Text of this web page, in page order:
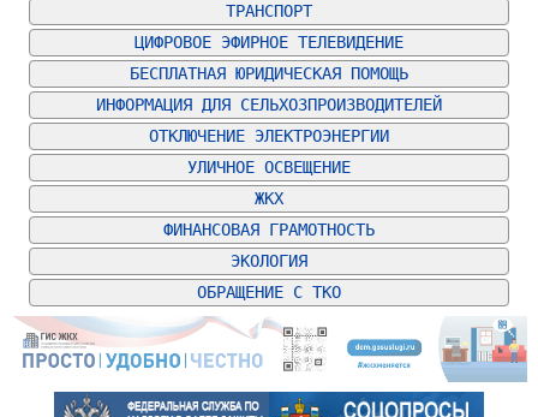
ТРАНСПОРТ
ЦИФРОВОЕ ЭФИРНОЕ ТЕЛЕВИДЕНИЕ
БЕСПЛАТНАЯ ЮРИДИЧЕСКАЯ ПОМОЩЬ
ИНФОРМАЦИЯ ДЛЯ СЕЛЬХОЗПРОИЗВОДИТЕЛЕЙ
ОТКЛЮЧЕНИЕ ЭЛЕКТРОЭНЕРГИИ
УЛИЧНОЕ ОСВЕЩЕНИЕ
ЖКХ
ФИНАНСОВАЯ ГРАМОТНОСТЬ
ЭКОЛОГИЯ
ОБРАЩЕНИЕ С ТКО